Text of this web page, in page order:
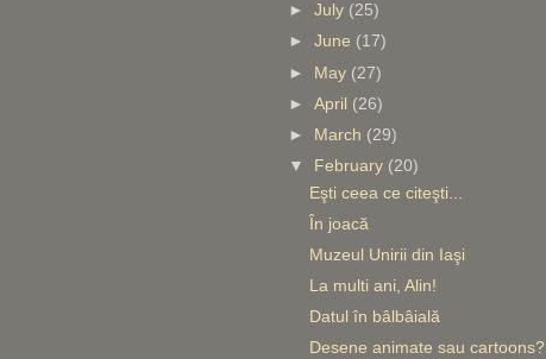
►July (25)
►June (17)
► May (27)
►April (26)
►
March (29)
▼
February (20)
Eşti ceea ce citeşti...
În joacă
Muzeul Unirii din Iaşi
La multi ani, Alin!
Datul în bâlbâială
Desene animate sau cartoons?